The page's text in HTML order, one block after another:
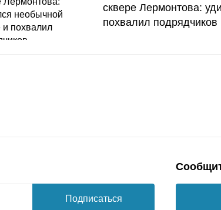
сквере Лермонтова:
похвалил подрядчиков
Подписаться